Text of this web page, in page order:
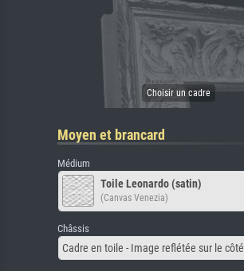
Moyen et brancard
Médium
Toile Leonardo (satin)
(Canvas Venezia)
Châssis
Cadre en toile - Image reflétée sur le côté